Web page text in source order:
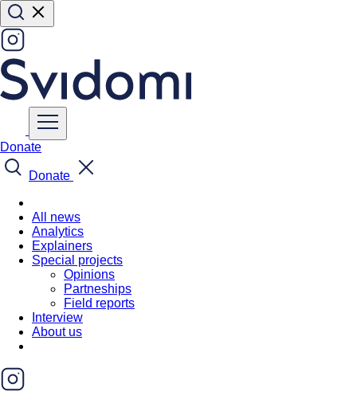
Donate
Donate
All news
Analytics
Explainers
Special projects
Opinions
Partneships
Field reports
Interview
About us